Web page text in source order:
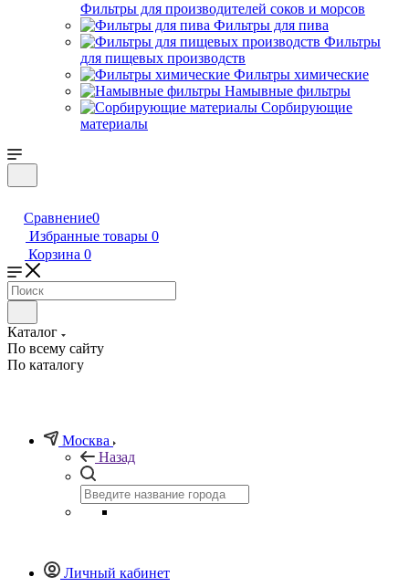
Фильтры для производителей соков и морсов
Фильтры для пива
Фильтры
для пищевых производств
Фильтры химические
Намывные фильтры
Сорбирующие
материалы
Сравнение0
Избранные товары 0
Корзина 0
Каталог
По всему сайту
По каталогу
Москва
Назад
Личный кабинет